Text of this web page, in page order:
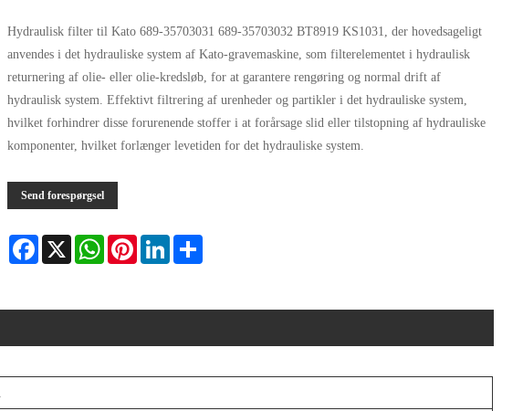
Hydraulisk filter til Kato 689-35703031 689-35703032 BT8919 KS1031, der hovedsageligt
anvendes i det hydrauliske system af Kato-gravemaskine, som filterelementet i hydraulisk
returnering af olie- eller olie-kredsløb, for at garantere rengøring og normal drift af
hydraulisk system. Effektivt filtrering af urenheder og partikler i det hydrauliske system,
hvilket forhindrer disse forurenende stoffer i at forårsage slid eller tilstopning af hydrauliske
komponenter, hvilket forlænger levetiden for det hydrauliske system.
Send forespørgsel
Facebook
X WhatsAppPinterestLinkedIn